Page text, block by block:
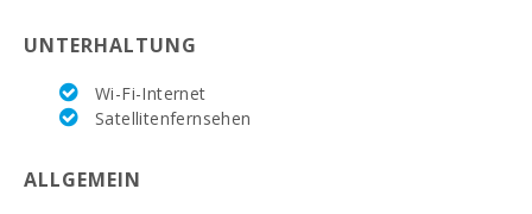
Supermarkt LIDL
Wassersport (m):
See - Es Llac Gran
(kм):
UNTERHALTUNG
Wi-Fi-Internet
Satellitenfernsehen
ALLGEMEIN